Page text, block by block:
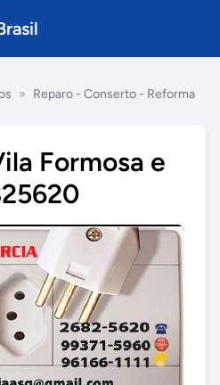
» Reparo - Conserto - Reforma
Formosa e